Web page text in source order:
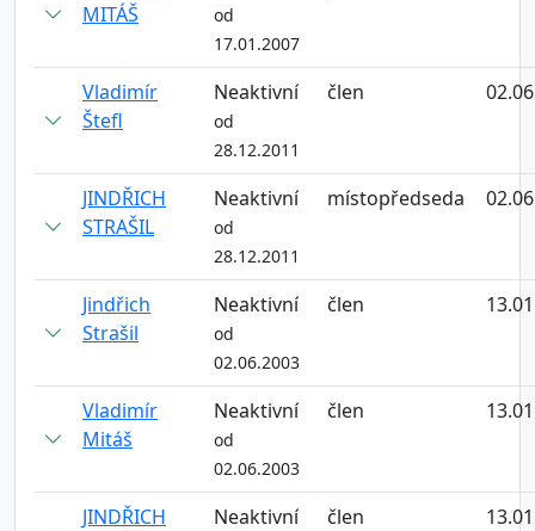
MITÁŠ
od
17.01.2007
Vladimír
Štefl
Neaktivní
od
28.12.2011
člen
JINDŘICH
STRAŠIL
Neaktivní
od
28.12.2011
místopředseda
Jindřich
Strašil
Neaktivní
od
02.06.2003
člen
Vladimír
Mitáš
Neaktivní
od
02.06.2003
člen
JINDŘICH
Neaktivní člen